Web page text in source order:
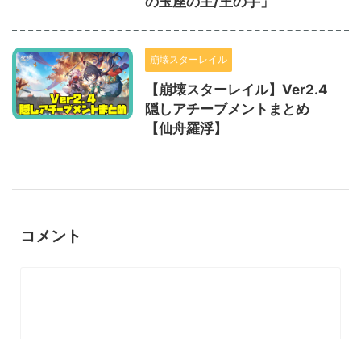
崩壊スターレイル
【崩壊スターレイル】Ver2.4
隠しアチーブメントまとめ
【仙舟羅浮】
コメント